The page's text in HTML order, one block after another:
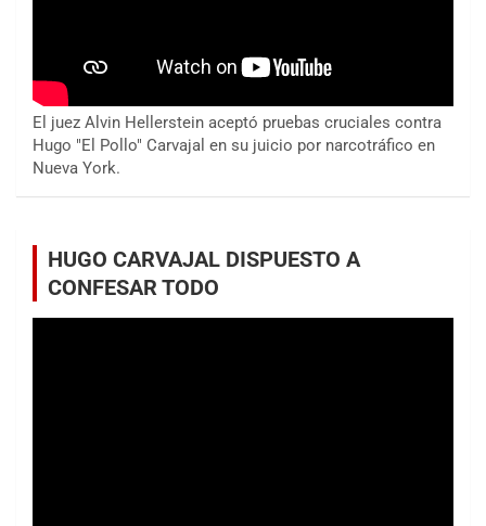
El juez Alvin Hellerstein aceptó pruebas cruciales contra
Hugo "El Pollo" Carvajal en su juicio por narcotráfico en
Nueva York.
HUGO CARVAJAL DISPUESTO A
CONFESAR TODO